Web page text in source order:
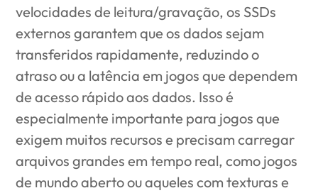
velocidades de leitura/gravação, os SSDs
externos garantem que os dados sejam
transferidos rapidamente, reduzindo o
atraso ou a latência em jogos que dependem
de acesso rápido aos dados. Isso é
especialmente importante para jogos que
exigem muitos recursos e precisam carregar
arquivos grandes em tempo real, como jogos
de mundo aberto ou aqueles com texturas e